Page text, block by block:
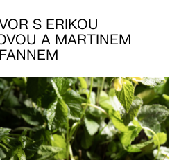
S ERIKOU
A MARTINEM